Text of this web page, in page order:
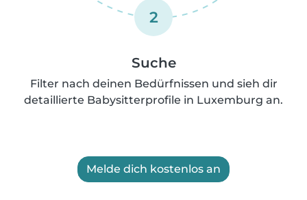
2
Suche
Filter nach deinen Bedürfnissen und sieh dir
detaillierte Babysitterprofile in Luxemburg an.
Melde dich kostenlos an